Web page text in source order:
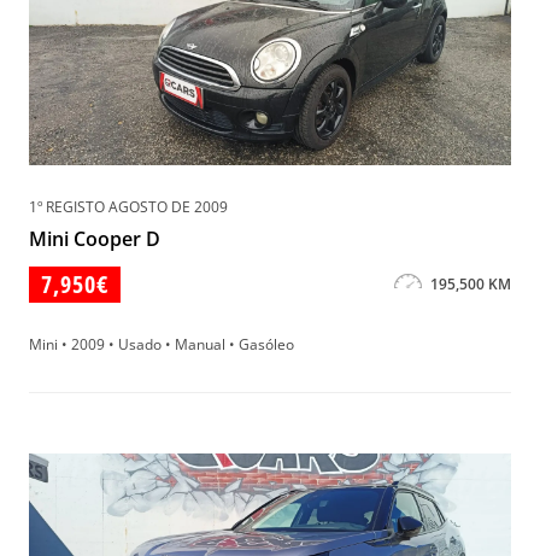
1º REGISTO AGOSTO DE 2009
Mini Cooper D
7,950€ 195,500 KM
Mini • 2009 • Usado • Manual • Gasóleo